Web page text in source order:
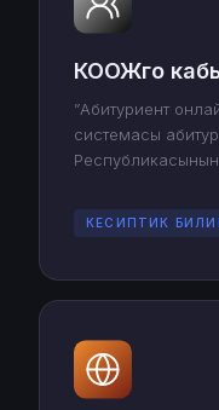
КООЖго
”Абитуриент
системасы
Республикасынын
түрдө катышуу
КЕСИПТИК БИЛИМ